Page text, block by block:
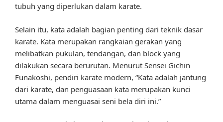
tubuh yang diperlukan dalam karate.
Selain itu, kata adalah bagian penting dari teknik dasar
karate. Kata merupakan rangkaian gerakan yang
melibatkan pukulan, tendangan, dan block yang
dilakukan secara berurutan. Menurut Sensei Gichin
Funakoshi, pendiri karate modern, “Kata adalah jantung
dari karate, dan penguasaan kata merupakan kunci
utama dalam menguasai seni bela diri ini.”